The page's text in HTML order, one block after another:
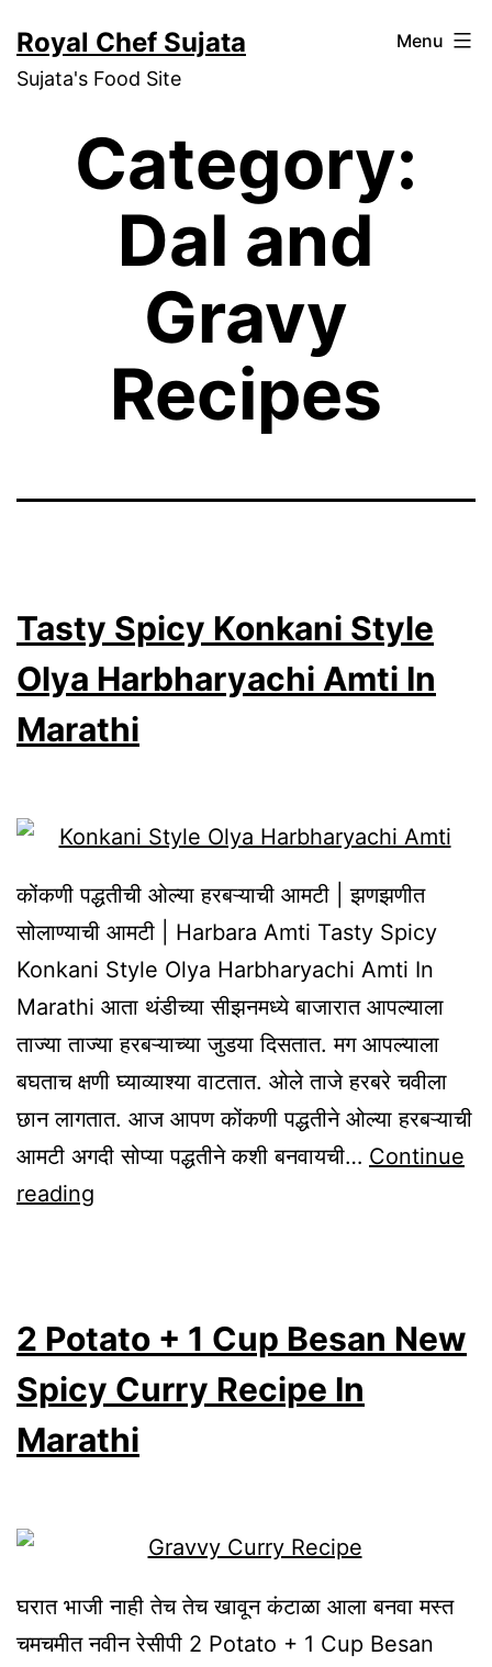
to
content
Royal Chef Sujata
Sujata's Food Site
Menu
Category:
Dal and
Gravy
Recipes
Tasty Spicy Konkani Style
Olya Harbharyachi Amti In
Marathi
कोंकणी पद्धतीची ओल्या हरबऱ्याची आमटी | झणझणीत
सोलाण्याची आमटी | Harbara Amti Tasty Spicy
Konkani Style Olya Harbharyachi Amti In
Marathi आता थंडीच्या सीझनमध्ये बाजारात आपल्याला
ताज्या ताज्या हरबऱ्याच्या जुडया दिसतात. मग आपल्याला
बघताच क्षणी घ्याव्याश्या वाटतात. ओले ताजे हरबरे चवीला
छान लागतात. आज आपण कोंकणी पद्धतीने ओल्या हरबऱ्याची
आमटी अगदी सोप्या पद्धतीने कशी बनवायची… Continue
reading
Olya
Harbharyachi
In
2 Potato + 1 Cup Besan New
Spicy Curry Recipe In
Marathi
घरात भाजी नाही तेच तेच खावून कंटाळा आला बनवा मस्त
चमचमीत नवीन रेसीपी 2 Potato + 1 Cup Besan